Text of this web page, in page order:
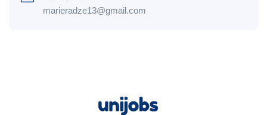
marieradze13@gmail.com